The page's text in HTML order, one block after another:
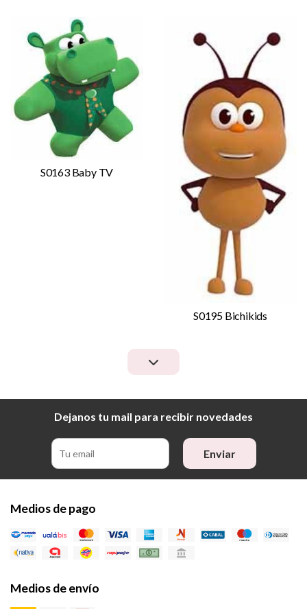
S0163 Baby TV
S0195 Bichikids
Dejanos tu mail para recibir novedades
Enviar
Medios de pago
Medios de envío